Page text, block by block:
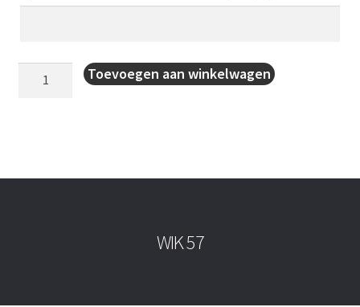
Toevoegen aan winkelwagen
WIK 57